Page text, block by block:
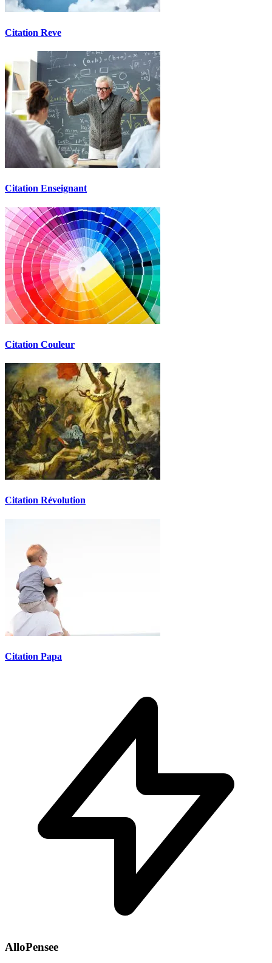
Citation Reve
Citation Enseignant
Citation Couleur
Citation Révolution
Citation Papa
AlloPensee